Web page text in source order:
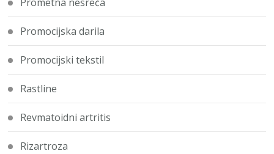
Promocijska darila
Promocijski tekstil
Rastline
Revmatoidni artritis
Rizartroza